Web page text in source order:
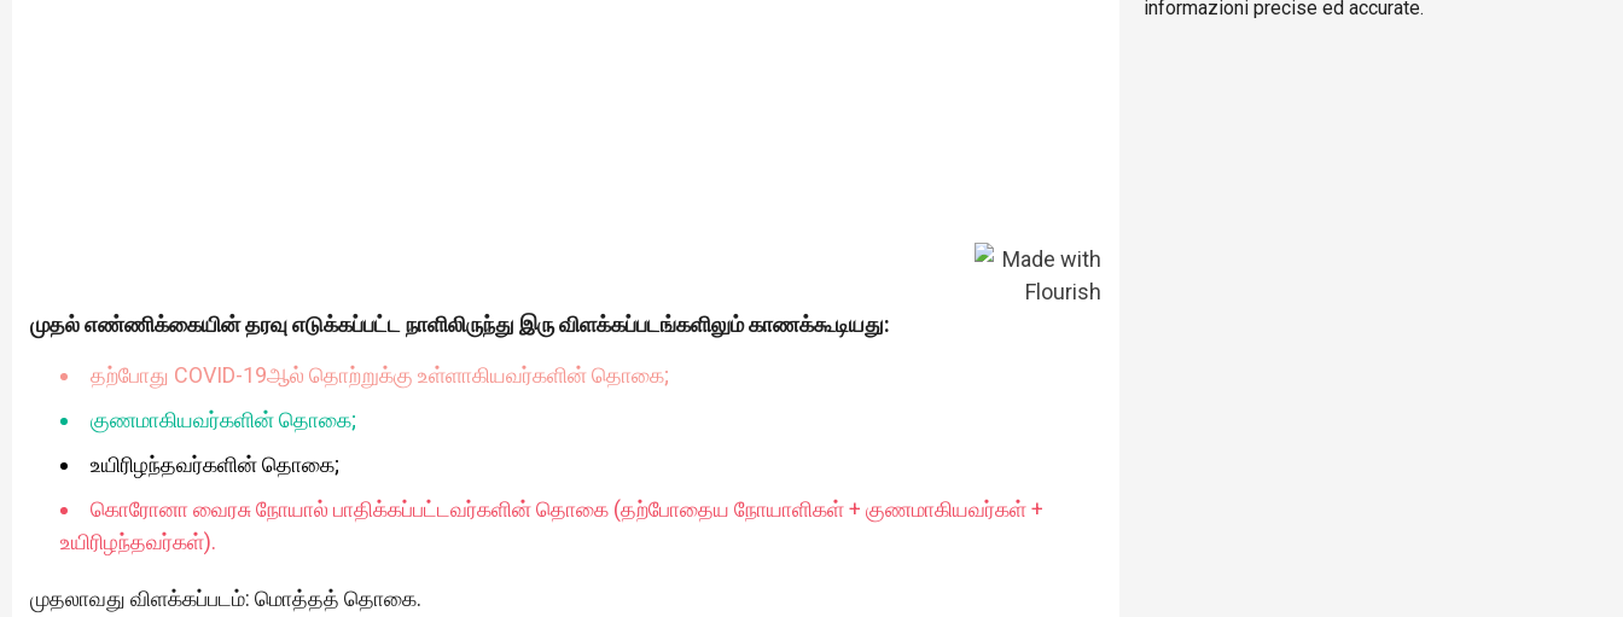
முதல் எண்ணிக்கையின் தரவு எடுக்கப்பட்ட நாளிலிருந்து இரு விளக்கப்படங்களிலும் காணக்கூடியது:
தற்போது COVID-19ஆல் தொற்றுக்கு உள்ளாகியவர்களின் தொகை;
குணமாகியவர்களின் தொகை;
உயிரிழந்தவர்களின் தொகை;
கொரோனா வைரசு நோயால் பாதிக்கப்பட்டவர்களின் தொகை (தற்போதைய நோயாளிகள் + குணமாகியவர்கள் +
உயிரிழந்தவர்கள்).
முதலாவது விளக்கப்படம்: மொத்தத் தொகை.
informazioni precise ed accurate.